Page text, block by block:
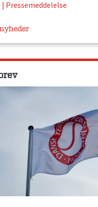
| Pressemeddelelse